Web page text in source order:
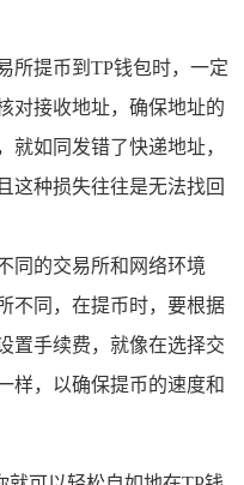
所提币到TP钱包时，一定
对接收地址，确保地址的
就如同发错了快递地址，
这种损失往往是无法找回
同的交易所和网络环境
不同，在提币时，要根据
置手续费，就像在选择交
样，以确保提币的速度和